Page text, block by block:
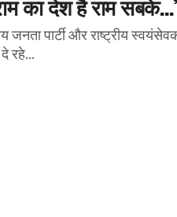
जनता पार्टी और राष्ट्रीय
रहे...